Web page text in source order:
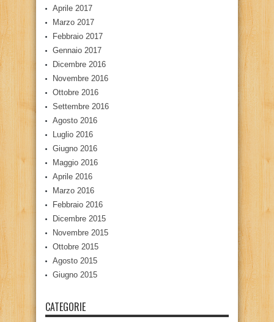
Aprile 2017
Marzo 2017
Febbraio 2017
Gennaio 2017
Dicembre 2016
Novembre 2016
Ottobre 2016
Settembre 2016
Agosto 2016
Luglio 2016
Giugno 2016
Maggio 2016
Aprile 2016
Marzo 2016
Febbraio 2016
Dicembre 2015
Novembre 2015
Ottobre 2015
Agosto 2015
Giugno 2015
CATEGORIE